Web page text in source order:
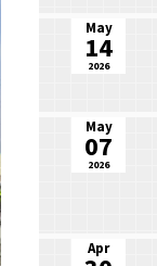
May
14
2026
May
07
2026
Apr